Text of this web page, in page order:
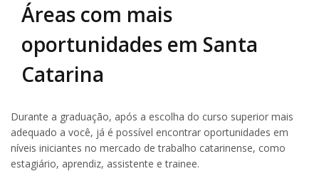
Áreas com mais
oportunidades em Santa
Catarina
Durante a graduação, após a escolha do curso superior mais
adequado a você, já é possível encontrar oportunidades em
níveis iniciantes no mercado de trabalho catarinense, como
estagiário, aprendiz, assistente e trainee.